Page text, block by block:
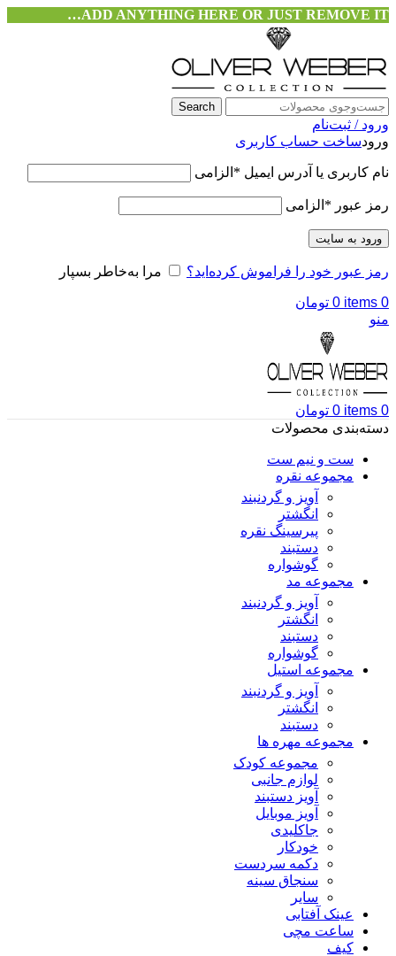
ADD ANYTHING HERE OR JUST REMOVE IT…
Search
ورود / ثبت‌نام
ورودساخت حساب کاربری
نام کاربری یا آدرس ایمیل * الزامی
رمز عبور * الزامی
ورود به سایت
رمز عبور خود را فراموش کرده‌اید؟ مرا به‌خاطر بسپار
0
items
0 تومان
منو
0
items
0 تومان
دسته‌بندی محصولات
ست و نیم ست
مجموعه نقره
آویز و گردنبند
انگشتر
پیرسینگ نقره
دستبند
گوشواره
مجموعه مد
آویز و گردنبند
انگشتر
دستبند
گوشواره
مجموعه استیل
آویز و گردنبند
انگشتر
دستبند
مجموعه مهره ها
مجموعه کودک
لوازم جانبی
آویز دستبند
آویز موبایل
جاکلیدی
خودکار
دکمه سردست
سنجاق سینه
سایر
عینک آفتابی
ساعت مچی
کیف